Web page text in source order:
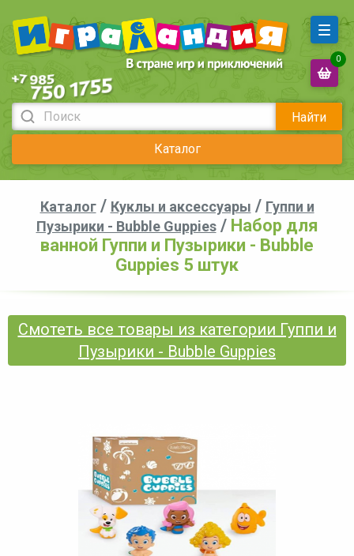
Найти
Каталог
0
Каталог/ Куклы и аксессуары / Гуппи и
Пузырики - Bubble Guppies/ Набор для
ванной Гуппи и Пузырики - Bubble
Guppies 5 штук
Смотеть все товары из категории Гуппи и
Пузырики - Bubble Guppies